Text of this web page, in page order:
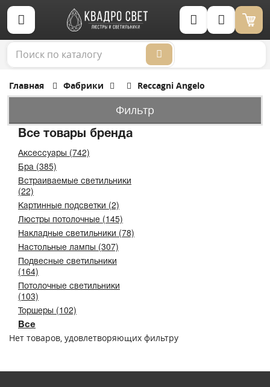
Корзина (0)
Главная Фабрики Reccagni Angelo
Фильтр
Все товары бренда
Аксессуары (742)
Бра (385)
Встраиваемые светильники
(22)
Картинные подсветки (2)
Люстры потолочные (145)
Накладные светильники (78)
Настольные лампы (307)
Подвесные светильники
(164)
Потолочные светильники
(103)
Торшеры (102)
Все
Нет товаров, удовлетворяющих фильтру